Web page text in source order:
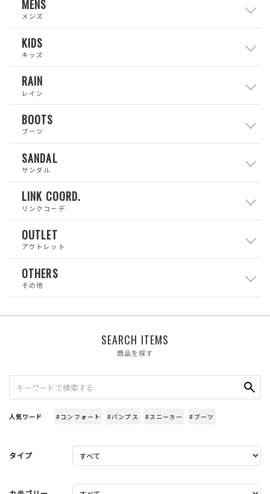
MENS
メンズ
KIDS
キッズ
RAIN
レイン
BOOTS
ブーツ
SANDAL
サンダル
LINK COORD.
リンクコーデ
OUTLET
アウトレット
OTHERS
その他
SEARCH ITEMS
商品を探す
人気ワード #コンフォート #パンプス #スニーカー #ブーツ
タイプ